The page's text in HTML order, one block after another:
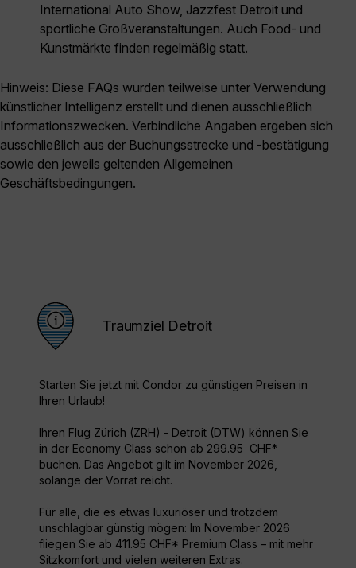
International Auto Show, Jazzfest Detroit und
sportliche Großveranstaltungen. Auch Food- und
Kunstmärkte finden regelmäßig statt.
Hinweis: Diese FAQs wurden teilweise unter Verwendung
künstlicher Intelligenz erstellt und dienen ausschließlich
Informationszwecken. Verbindliche Angaben ergeben sich
ausschließlich aus der Buchungsstrecke und -bestätigung
sowie den jeweils geltenden Allgemeinen
Geschäftsbedingungen.
Traumziel Detroit
Starten Sie jetzt mit Condor zu günstigen Preisen in
Ihren Urlaub!
Ihren Flug Zürich (ZRH) - Detroit (DTW) können Sie
in der Economy Class schon ab 299.95 CHF*
buchen. Das Angebot gilt im November 2026,
solange der Vorrat reicht.
Für alle, die es etwas luxuriöser und trotzdem
unschlagbar günstig mögen: Im November 2026
fliegen Sie ab 411.95 CHF* Premium Class – mit mehr
Sitzkomfort und vielen weiteren Extras.